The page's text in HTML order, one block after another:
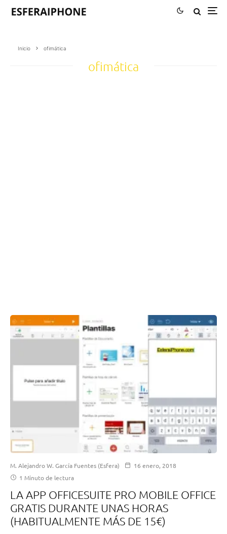
Inicio ofimática
ofimática
M. Alejandro W. García Fuentes (Esfera)
16 enero, 2018
1 Minuto de lectura
LA APP OFFICESUITE PRO MOBILE OFFICE
GRATIS DURANTE UNAS HORAS
(HABITUALMENTE MÁS DE 15€)